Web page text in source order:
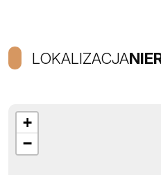
LOKALIZACJA
+
−